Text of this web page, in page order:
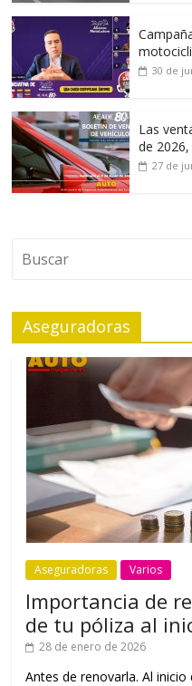
30 de
Las
de
27 de
Aseguradoras
Aseguradoras Varios
Importancia de
de tu póliza al
28 de enero de 2026
Antes de renovarla. Al